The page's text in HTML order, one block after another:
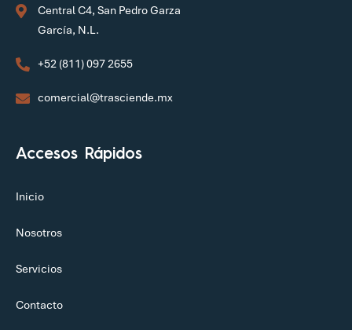
Central C4, San Pedro Garza
García, N.L.
+52 (811) 097 2655
comercial@trasciende.mx
Accesos Rápidos
Inicio
Nosotros
Servicios
Contacto